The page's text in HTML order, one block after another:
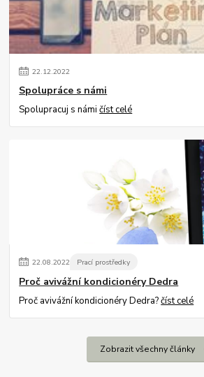
22.12.2022
Spolupráce s námi
Spolupracuj s námičíst celé
22.08.2022 Prací prostředky
Proč avivážní kondicionéry Dedra
Proč avivážní kondicionéry Dedra?číst celé
Zobrazit všechny články